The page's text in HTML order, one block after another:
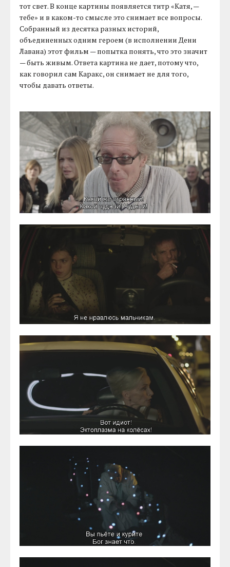
тот свет. В конце картины появляется титр «Катя, —
тебе» и в каком-то смысле это снимает все вопросы.
Собранный из десятка разных историй,
объединенных одним героем (в исполнении Дени
Лавана) этот фильм — попытка понять, что это значит
— быть живым. Ответа картина не дает, потому что,
как говорил сам Каракс, он снимает не для того,
чтобы давать ответы.